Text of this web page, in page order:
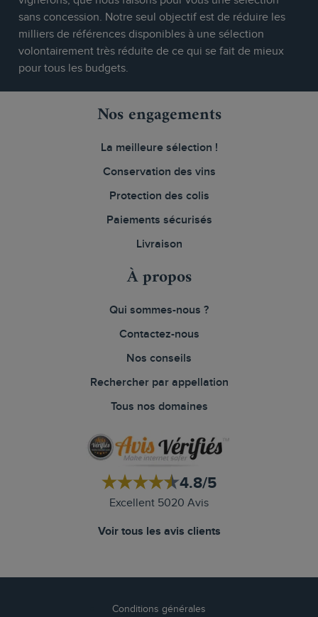
sans concession. Notre seul objectif est de réduire les
milliers de références disponibles à une sélection
volontairement très réduite de ce qui se fait de mieux
pour tous les budgets.
Nos engagements
La meilleure sélection !
Conservation des vins
Protection des colis
Paiements sécurisés
Livraison
À propos
Qui sommes-nous ?
Contactez-nous
Nos conseils
Rechercher par appellation
Tous nos domaines
4.8/5
Excellent 5020 Avis
Voir tous les avis clients
Conditions générales